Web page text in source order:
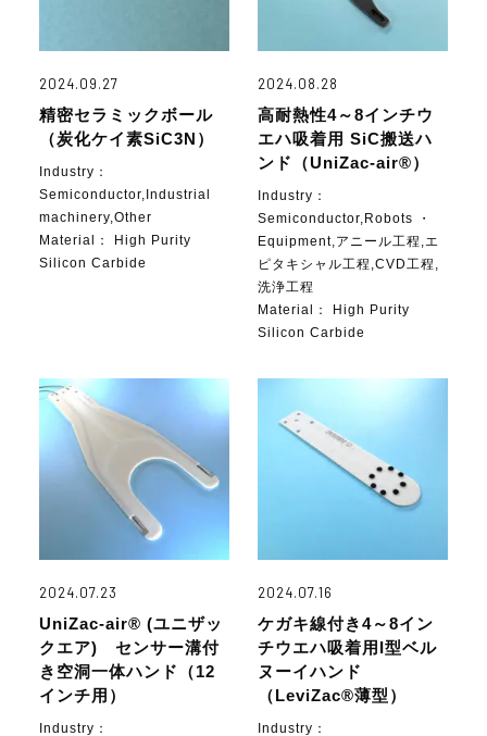
2024.09.27
精密セラミックボール
（炭化ケイ素SiC3N）
Industry：
Semiconductor,Industrial
machinery,Other
Material： High Purity
Silicon Carbide
2024.08.28
高耐熱性4～8インチウ
エハ吸着用 SiC搬送ハ
ンド（UniZac-air®）
Industry：
Semiconductor,Robots ・
Equipment,アニール工程,エ
ピタキシャル工程,CVD工程,
洗浄工程
Material： High Purity
Silicon Carbide
2024.07.23
UniZac-air® (ユニザッ
クエア) センサー溝付
き空洞一体ハンド（12
インチ用）
Industry：
2024.07.16
ケガキ線付き4～8イン
チウエハ吸着用I型ベル
ヌーイハンド
（LeviZac®薄型）
Industry：